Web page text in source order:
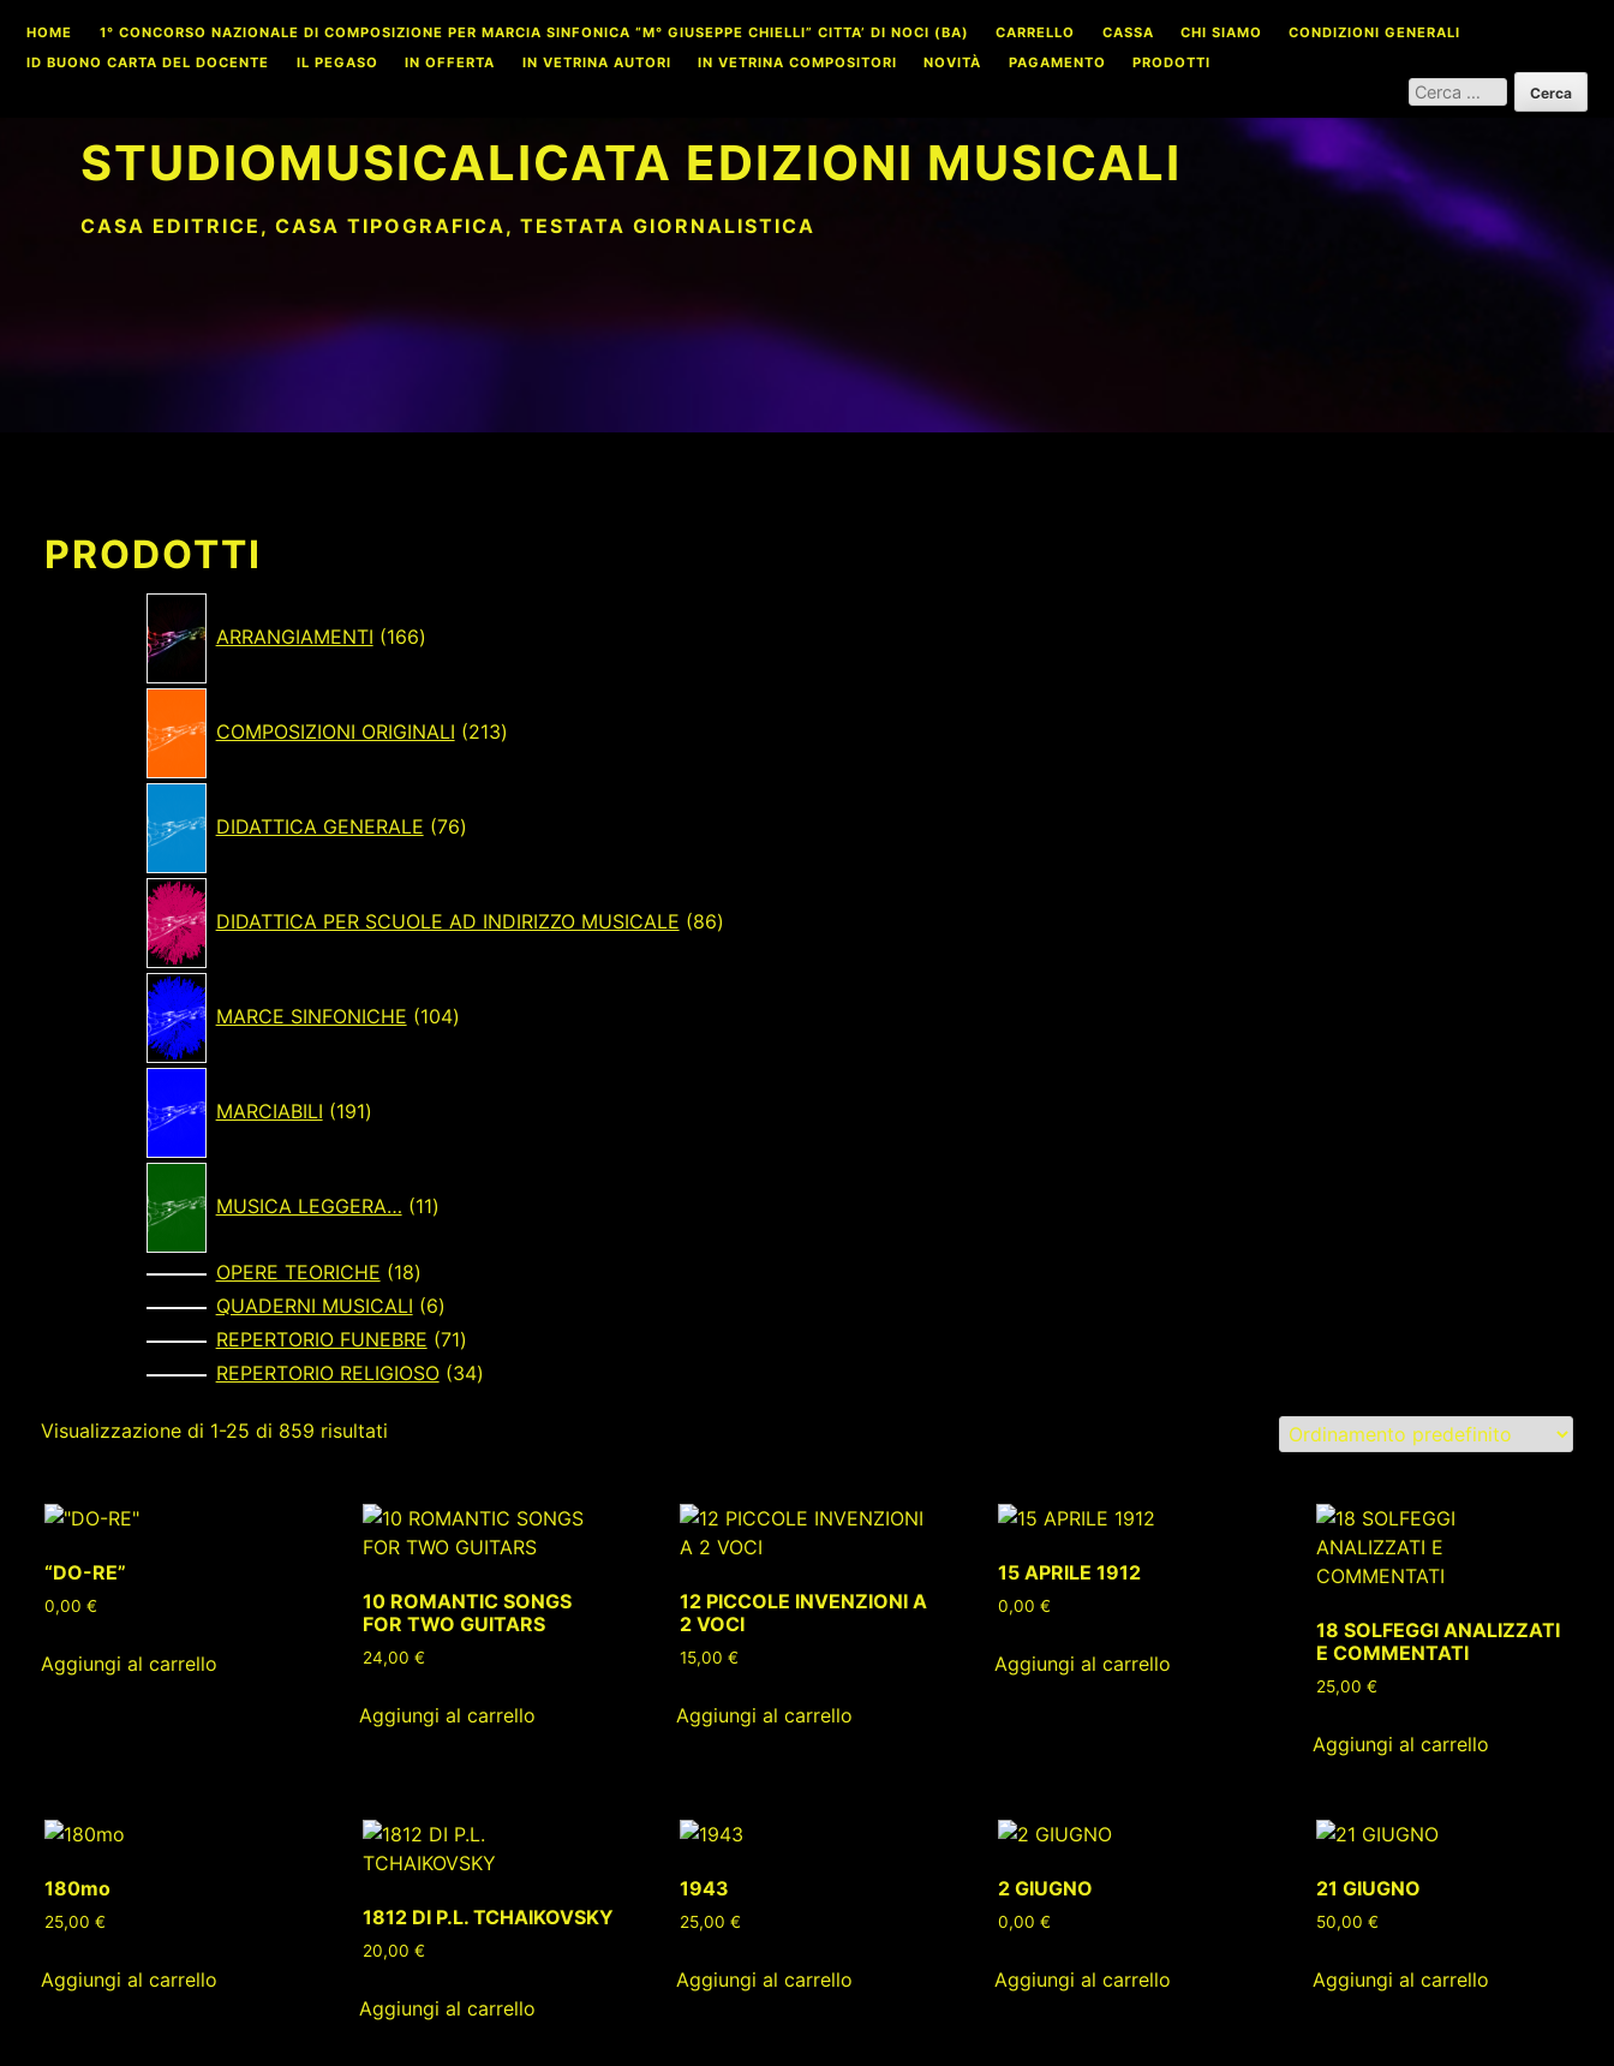
content
HOME 1° CONCORSO NAZIONALE DI COMPOSIZIONE PER MARCIA SINFONICA “M° GIUSEPPE CHIELLI” CITTA’ DI NOCI (BA) CARRELLO CASSA CHI SIAMO
CONDIZIONI GENERALI
ID BUONO CARTA DEL DOCENTE
IL PEGASO IN OFFERTA IN VETRINA AUTORI IN VETRINA COMPOSITORI NOVITÀ PAGAMENTO
PRODOTTI
RICERCA
PER:
STUDIOMUSICALICATA EDIZIONI MUSICALI
CASA EDITRICE, CASA TIPOGRAFICA, TESTATA GIORNALISTICA
PRODOTTI
ARRANGIAMENTI 166prodotti
COMPOSIZIONI ORIGINALI 213prodotti
DIDATTICA GENERALE 76prodotti
DIDATTICA PER SCUOLE AD INDIRIZZO MUSICALE 86prodotti
MARCE SINFONICHE 104prodotti
MARCIABILI 191prodotti
MUSICA LEGGERA… 11prodotti
OPERE TEORICHE 1818
prodotti
QUADERNI MUSICALI 66
prodotti
REPERTORIO FUNEBRE 7171
prodotti
REPERTORIO RELIGIOSO 3434
Visualizzazione di 1-25 di 859 risultati
“DO-RE”
0,00 €
Aggiungi al carrello
10 ROMANTIC SONGS
FOR TWO GUITARS
24,00 €
Aggiungi al carrello
12 PICCOLE INVENZIONI A
2 VOCI
15,00€
Aggiungi al carrello
15 APRILE 1912
0,00€
Aggiungi al carrello
18 SOLFEGGI ANALIZZATI
E COMMENTATI
25,00€
Aggiungi al carrello
180mo
25,00 €
Aggiungi al carrello
1812 DI P.L. TCHAIKOVSKY
20,00 €
Aggiungi al carrello
1943
25,00€
Aggiungi al carrello
2 GIUGNO
0,00€
Aggiungi al carrello
21 GIUGNO
50,00€
Aggiungi al carrello